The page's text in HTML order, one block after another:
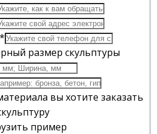
*
размер скульптуры
вы хотите заказать
пример